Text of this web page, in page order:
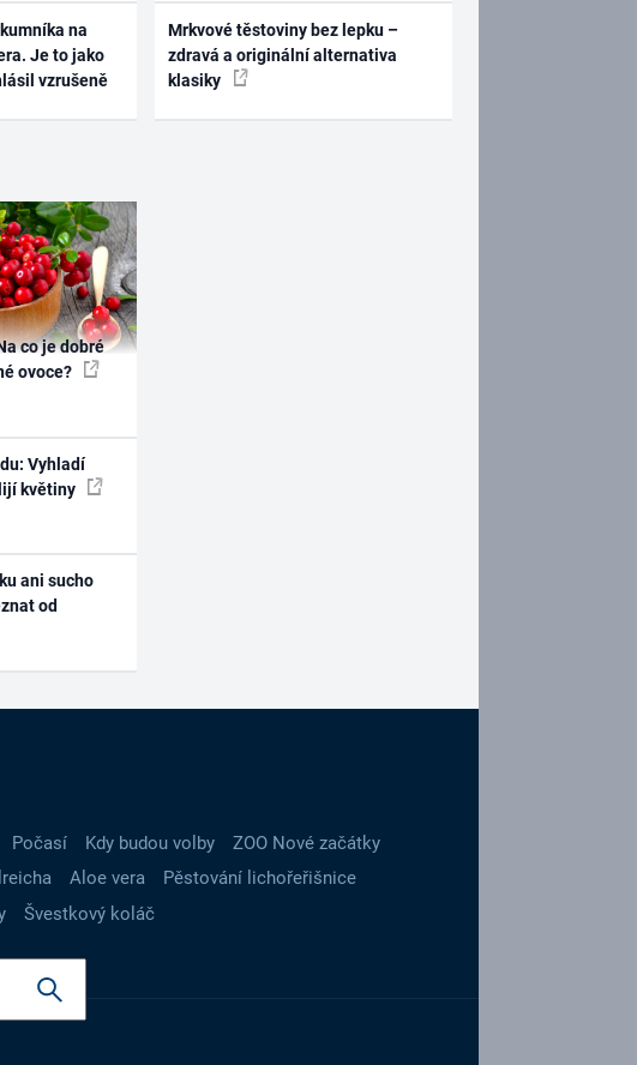
na
Je to jako
vzrušeně
Mrkvové těstoviny bez lepku –
zdravá a originální alternativa
klasiky
co je dobré
ovoce?
Vyhladí
květiny
ani sucho
od
Počasí Kdy budou volby
ZOO Nové začátky
Aloe vera
Pěstování lichořeřišnice
Švestkový koláč